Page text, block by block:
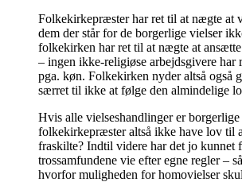
Folkekirkepræster har ret til at nægte at
dem der står for de borgerlige vielser
folkekirken har ret til at nægte at
– ingen ikke-religiøse arbejdsgivere har
pga. køn. Folkekirken nyder altså også
særret til ikke at følge den almindelige
Hvis alle vielseshandlinger er borgerlige
folkekirkepræster altså ikke have lov til
fraskilte? Indtil videre har det jo kunnet
trossamfundene vie efter egne regler –
hvorfor muligheden for homovielser